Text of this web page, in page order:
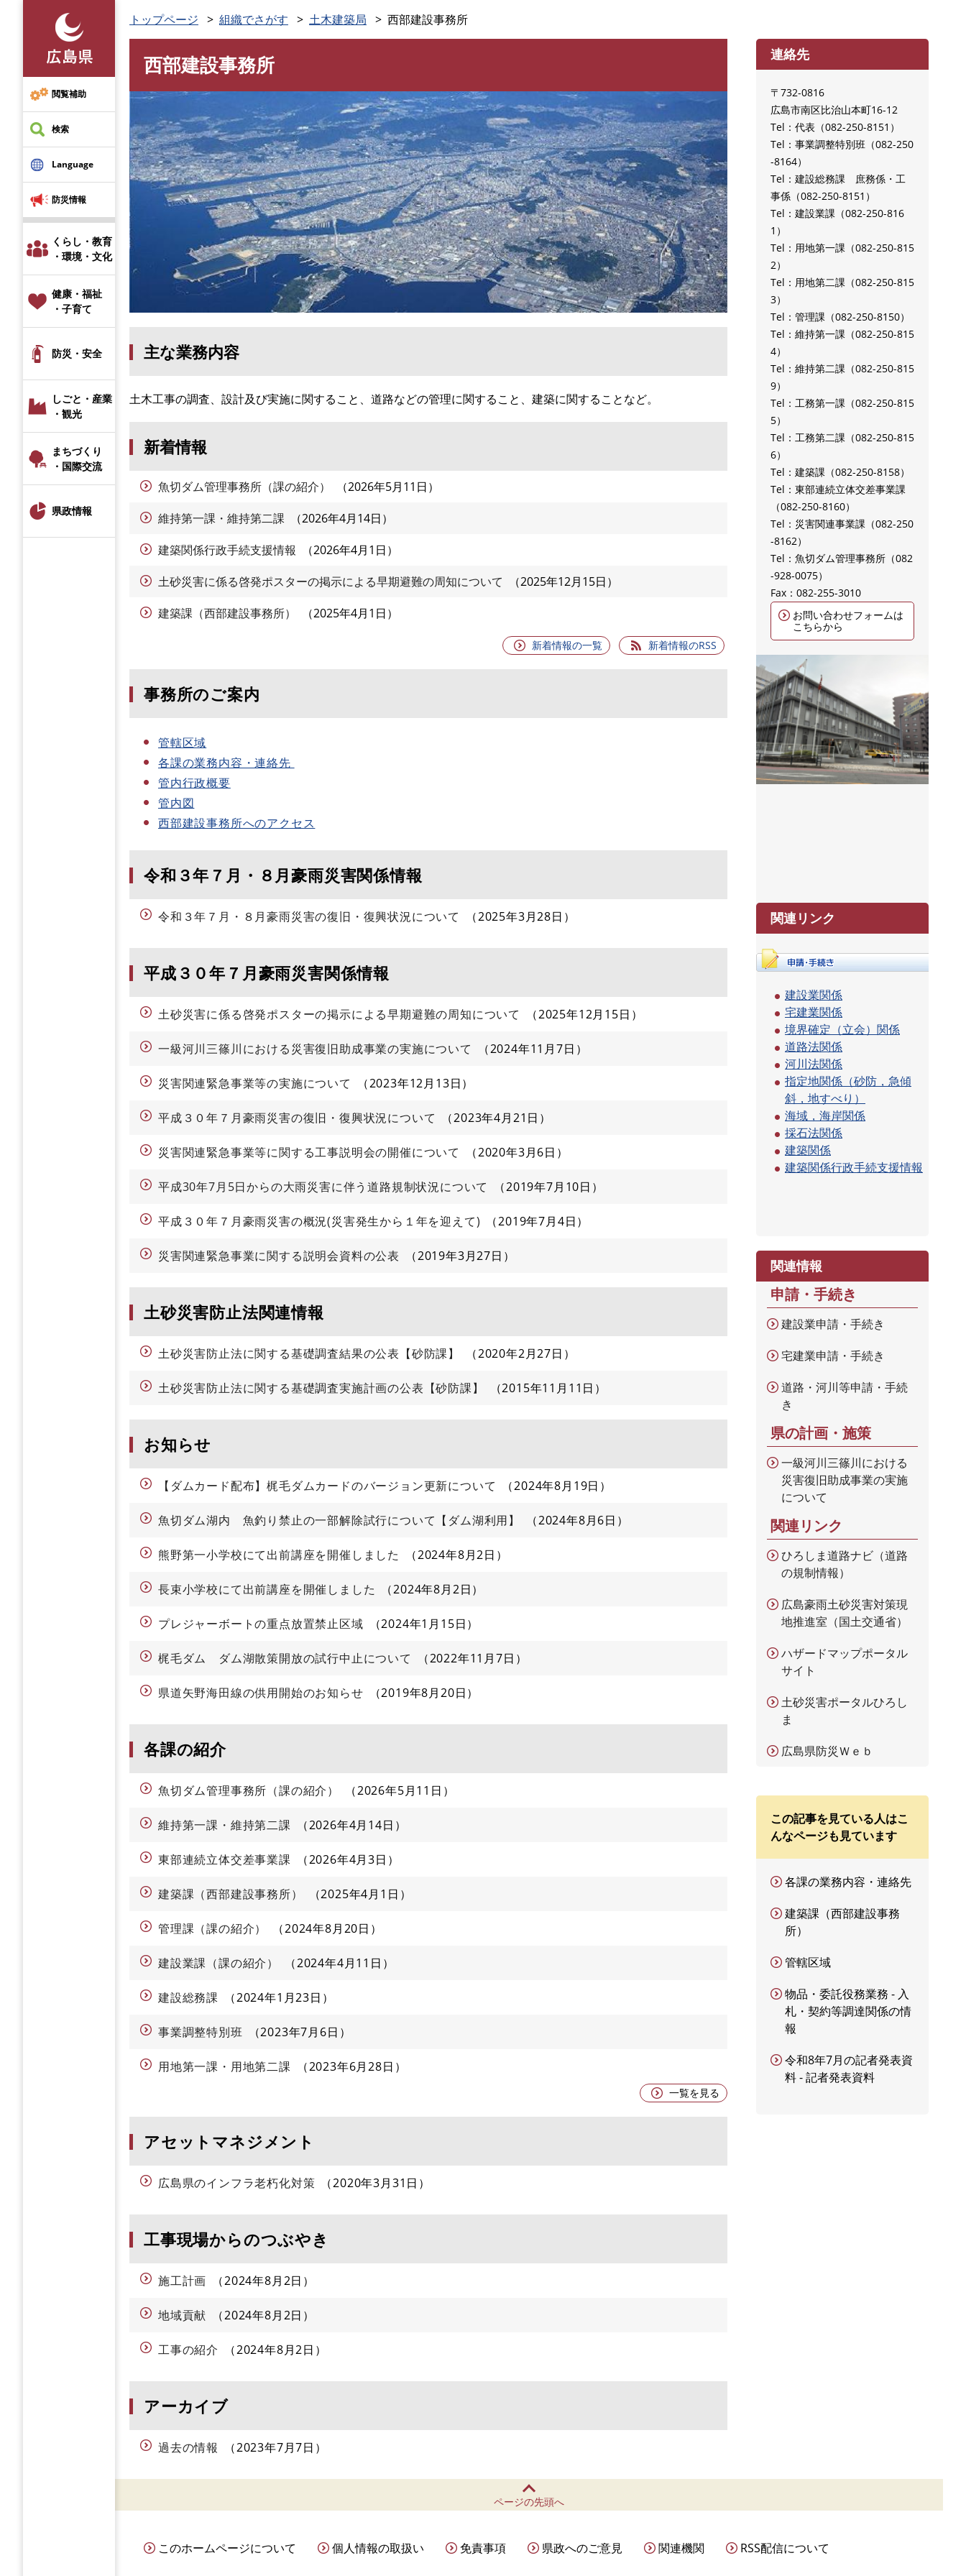
先
頭
で
す
。
閲覧補助
検索
Language
防災情報
くらし・教育
・環境・文化
健康・福祉
・子育て
防災・安全
しごと・産業
・観光
まちづくり
・国際交流
県政情報
トップページ 組織でさがす 土木建築局 西部建設事務所
西部建設事務所
主な業務内容
土木工事の調査、設計及び実施に関すること、道路などの管理に関すること、建築に関することなど。
新着情報
魚切ダム管理事務所（課の紹介）
2026年5月11日
維持第一課・維持第二課
2026年4月14日
建築関係行政手続支援情報
2026年4月1日
土砂災害に係る啓発ポスターの掲示による早期避難の周知について
2025年12月15日
建築課（西部建設事務所）
2025年4月1日
新着情報の一覧 新着情報のRSS
事務所のご案内
管轄区域
各課の業務内容・連絡先
管内行政概要
管内図
西部建設事務所へのアクセス
令和３年７月・８月豪雨災害関係情報
令和３年７月・８月豪雨災害の復旧・復興状況について 2025年3月28日
平成３０年７月豪雨災害関係情報
土砂災害に係る啓発ポスターの掲示による早期避難の周知について 2025年12月15日
一級河川三篠川における災害復旧助成事業の実施について 2024年11月7日
災害関連緊急事業等の実施について 2023年12月13日
平成３０年７月豪雨災害の復旧・復興状況について 2023年4月21日
災害関連緊急事業等に関する工事説明会の開催について 2020年3月6日
平成30年7月5日からの大雨災害に伴う道路規制状況について 2019年7月10日
平成３０年７月豪雨災害の概況(災害発生から１年を迎えて) 2019年7月4日
災害関連緊急事業に関する説明会資料の公表 2019年3月27日
土砂災害防止法関連情報
土砂災害防止法に関する基礎調査結果の公表【砂防課】 2020年2月27日
土砂災害防止法に関する基礎調査実施計画の公表【砂防課】 2015年11月11日
お知らせ
【ダムカード配布】梶毛ダムカードのバージョン更新について 2024年8月19日
魚切ダム湖内 魚釣り禁止の一部解除試行について【ダム湖利用】 2024年8月6日
熊野第一小学校にて出前講座を開催しました 2024年8月2日
長束小学校にて出前講座を開催しました 2024年8月2日
プレジャーボートの重点放置禁止区域 2024年1月15日
梶毛ダム ダム湖散策開放の試行中止について 2022年11月7日
県道矢野海田線の供用開始のお知らせ 2019年8月20日
各課の紹介
魚切ダム管理事務所（課の紹介） 2026年5月11日
維持第一課・維持第二課 2026年4月14日
東部連続立体交差事業課 2026年4月3日
建築課（西部建設事務所） 2025年4月1日
管理課（課の紹介） 2024年8月20日
建設業課（課の紹介） 2024年4月11日
建設総務課 2024年1月23日
事業調整特別班 2023年7月6日
用地第一課・用地第二課 2023年6月28日
一覧を見る
アセットマネジメント
広島県のインフラ老朽化対策 2020年3月31日
工事現場からのつぶやき
施工計画 2024年8月2日
地域貢献 2024年8月2日
工事の紹介 2024年8月2日
アーカイブ
過去の情報 2023年7月7日
連絡先
〒732-0816
広島市南区比治山本町16-12
Tel：代表
082-250-8151
Tel：事業調整特別班
082-250
-8164
Tel：建設総務課 庶務係・工
事係
082-250-8151
Tel：建設業課
082-250-816
1
Tel：用地第一課
082-250-815
2
Tel：用地第二課
082-250-815
3
Tel：管理課
082-250-8150
Tel：維持第一課
082-250-815
4
Tel：維持第二課
082-250-815
9
Tel：工務第一課
082-250-815
5
Tel：工務第二課
082-250-815
6
Tel：建築課
082-250-8158
Tel：東部連続立体交差事業課
082-250-8160
Tel：災害関連事業課
082-250
-8162
Tel：魚切ダム管理事務所
082
-928-0075
Fax：082-255-3010
お問い合わせフォームは
こちらから
関連リンク
建設業関係
宅建業関係
境界確定（立会）関係
道路法関係
河川法関係
指定地関係（砂防，急傾
斜，地すべり）
海域，海岸関係
採石法関係
建築関係
建築関係行政手続支援情報
関連情報
申請・手続き
建設業申請・手続き
宅建業申請・手続き
道路・河川等申請・手続
き
県の計画・施策
一級河川三篠川における
災害復旧助成事業の実施
について
関連リンク
ひろしま道路ナビ（道路
の規制情報）
広島豪雨土砂災害対策現
地推進室（国土交通省）
ハザードマップポータル
サイト
土砂災害ポータルひろし
ま
広島県防災Ｗｅｂ
この記事を見ている人はこ
んなページも見ています
各課の業務内容・連絡先
建築課（西部建設事務
所）
管轄区域
物品・委託役務業務 - 入
札・契約等調達関係の情
報
令和8年7月の記者発表資
料 - 記者発表資料
ページの先頭へ
このホームページについて 個人情報の取扱い 免責事項 県政へのご意見 関連機関 RSS配信について